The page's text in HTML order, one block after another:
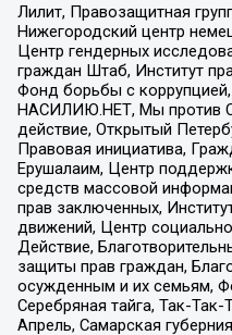
Лилит, Правозащитная
Нижегородский центр
Центр гендерных
граждан Штаб, Институт
Фонд борьбы с коррупцией,
НАСИЛИЮ.НЕТ, Мы против
действие, Открытый
Правовая инициатива,
Ерушалаим, Центр
средств массовой
прав заключенных,
движений, Центр
Действие,
защиты прав граждан,
осужденным и их семьям,
Серебряная тайга, Так-
Апрель, Самарская